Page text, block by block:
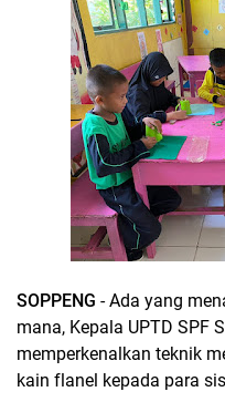
SOPPENG - Ada yang
mana, Kepala UPTD SPF
memperkenalkan teknik
kain flanel kepada para